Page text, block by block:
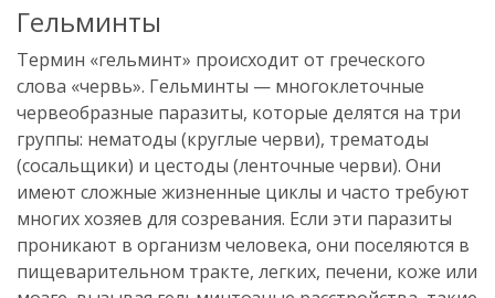
Гельминты
Термин «гельминт» происходит от греческого
слова «червь». Гельминты — многоклеточные
червеобразные паразиты, которые делятся на три
группы: нематоды (круглые черви), трематоды
(сосальщики) и цестоды (ленточные черви). Они
имеют сложные жизненные циклы и часто требуют
многих хозяев для созревания. Если эти паразиты
проникают в организм человека, они поселяются в
пищеварительном тракте, легких, печени, коже или